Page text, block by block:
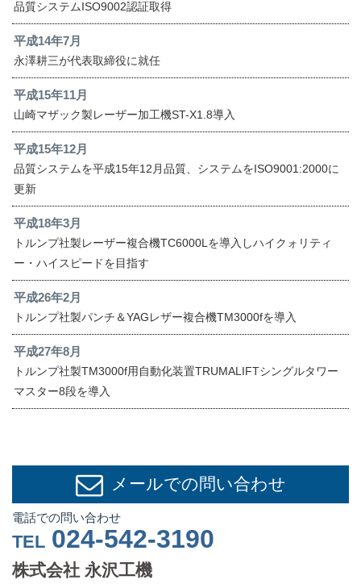
品質システムISO9002認証取得
平成14年7月
永澤耕三が代表取締役に就任
平成15年11月
山崎マザック製レーザー加工機ST-X1.8導入
平成15年12月
品質システムを平成15年12月品質、システムをISO9001:2000に
更新
平成18年3月
トルンプ社製レーザー複合機TC6000Lを導入しハイクォリティ
ー・ハイスピードを目指す
平成26年2月
トルンプ社製パンチ＆YAGレザー複合機TM3000fを導入
平成27年8月
トルンプ社製TM3000f用自動化装置TRUMALIFTシングルタワー
マスター8段を導入
メールでの問い合わせ
電話での問い合わせ
TEL 024-542-3190
株式会社 永沢工機